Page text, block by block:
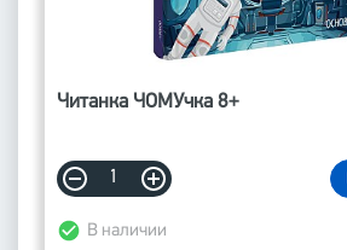
Читанка ЧОМУчка 8+
В наличии